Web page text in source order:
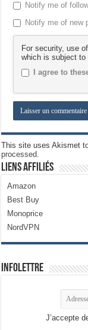
Notify me of
Notify me of new
For security, use
which is subject to
I agree to
This site uses Akismet
processed.
Liens Affiliés
Amazon
Best Buy
Monoprice
NordVPN
Infolettre
J’accepte